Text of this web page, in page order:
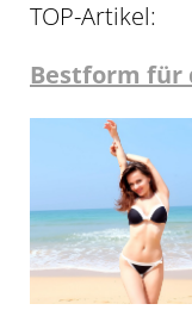
TOP-Artikel:
Bestform für